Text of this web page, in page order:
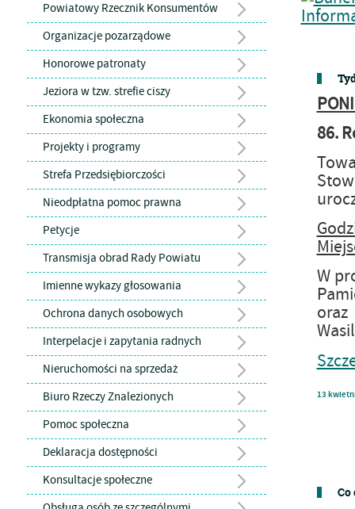
Powiatowy Rzecznik Konsumentów
Organizacje pozarządowe
Honorowe patronaty
Jeziora w tzw. strefie ciszy
Ekonomia społeczna
Projekty i programy
Strefa Przedsiębiorczości
Nieodpłatna pomoc prawna
Petycje
Transmisja obrad Rady Powiatu
Imienne wykazy głosowania
Ochrona danych osobowych
Interpelacje i zapytania radnych
Nieruchomości na sprzedaż
Biuro Rzeczy Znalezionych
Pomoc społeczna
Deklaracja dostępności
Konsultacje społeczne
86.
W
13
Co